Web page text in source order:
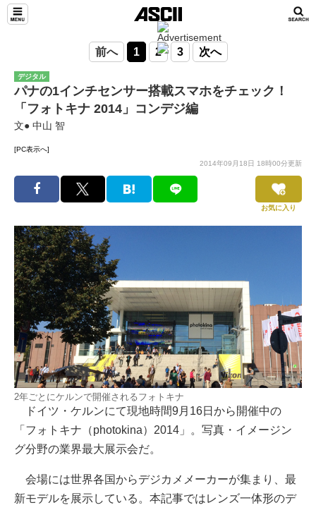
前へ 1 2 3 次へ
デジタル
パナの1インチセンサー搭載スマホをチェック！
「フォトキナ 2014」コンデジ編
文● 中山 智
[PC表示へ]
2014年09月18日 18時00分更新
お気に入り
2年ごとにケルンで開催されるフォトキナ
ドイツ・ケルンにて現地時間9月16日から開催中の
「フォトキナ（photokina）2014」。写真・イメージン
グ分野の業界最大展示会だ。
会場には世界各国からデジカメメーカーが集まり、最
新モデルを展示している。本記事ではレンズ一体形のデ